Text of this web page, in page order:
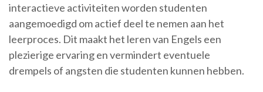
interactieve activiteiten worden studenten
aangemoedigd om actief deel te nemen aan het
leerproces. Dit maakt het leren van Engels een
plezierige ervaring en vermindert eventuele
drempels of angsten die studenten kunnen hebben.